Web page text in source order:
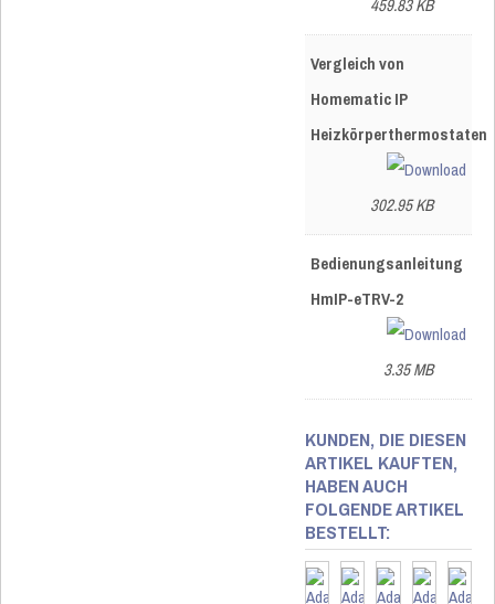
459.83 KB
Vergleich von
Homematic IP
Heizkörperthermostaten
302.95 KB
Bedienungsanleitung
HmIP-eTRV-2
3.35 MB
KUNDEN, DIE DIESEN
ARTIKEL KAUFTEN,
HABEN AUCH
FOLGENDE ARTIKEL
BESTELLT: